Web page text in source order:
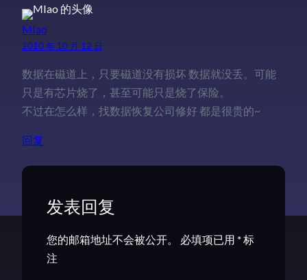
MIao
2010 年 10 月 12 日
数据在磁道上，只要磁道没有损坏 数据就没丢。可能
只是有芯片烧了，甚至可能只是烧了保险。
不过在怎么样，找数据恢复公司修好 都是很贵的~
回复
发表回复
您的邮箱地址不会被公开。 必填项已用 *标
注